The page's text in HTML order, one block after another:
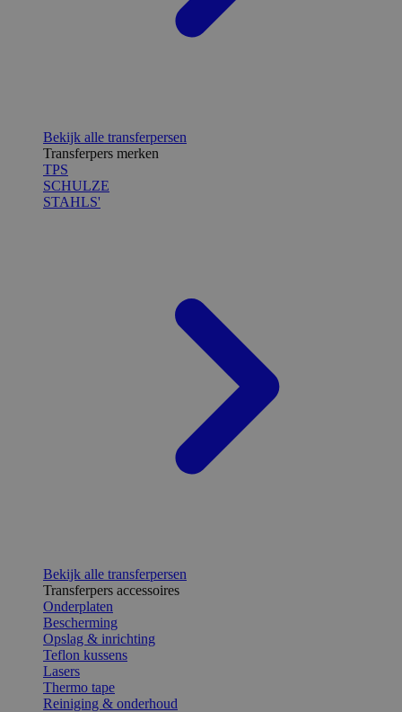
Bekijk alle transferpersen
Transferpers merken
TPS
SCHULZE
STAHLS'
Bekijk alle transferpersen
Transferpers accessoires
Onderplaten
Bescherming
Opslag & inrichting
Teflon kussens
Lasers
Thermo tape
Reiniging & onderhoud